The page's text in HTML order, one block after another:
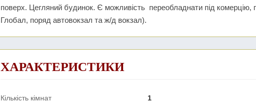
поверх. Цегляний будинок. Є можливість переобладнати під комерцію,
Глобал, поряд автовокзал та ж/д вокзал).
ХАРАКТЕРИСТИКИ
Кількість кімнат 1